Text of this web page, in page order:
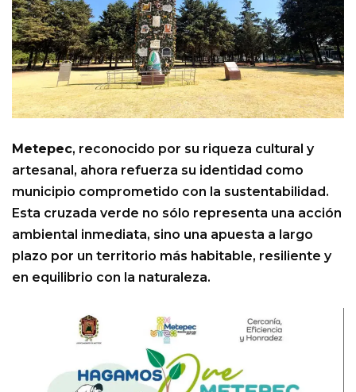
Metepec, reconocido por su riqueza cultural y
artesanal, ahora refuerza su identidad como
municipio comprometido con la sustentabilidad.
Esta cruzada verde no sólo representa una acción
ambiental inmediata, sino una apuesta a largo
plazo por un territorio más habitable, resiliente y
en equilibrio con la naturaleza.